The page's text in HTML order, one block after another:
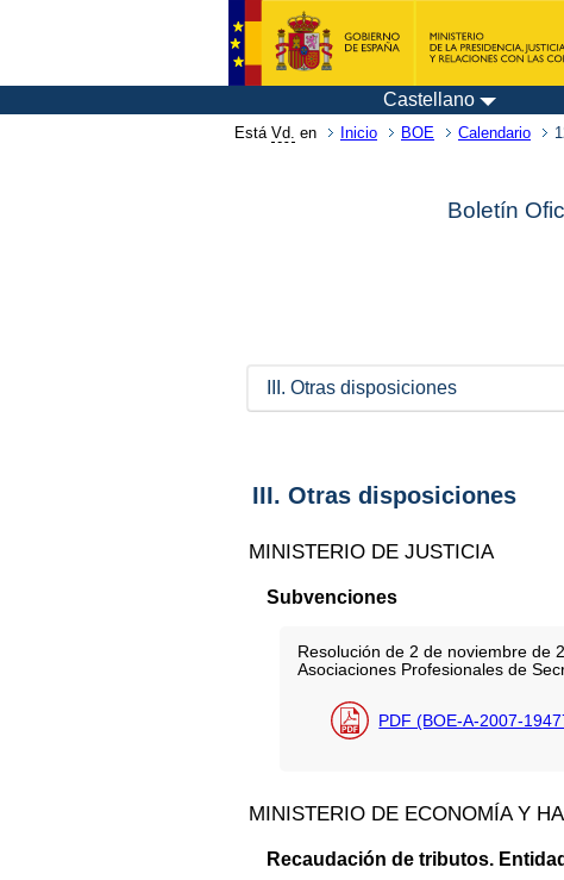
Castellano
Está Vd. en Inicio BOE Calendario
Boletín
III. Otras disposiciones
III. Otras disposiciones
MINISTERIO DE JUSTICIA
Subvenciones
Resolución de 2 de noviembre de
Asociaciones Profesionales de
PDF (BOE-A-2007-
MINISTERIO DE ECONOMÍA Y
Recaudación de tributos.